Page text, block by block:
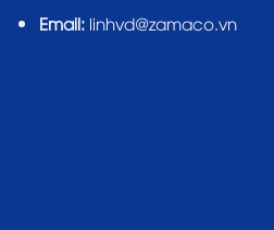
Email:linhvd@zamaco.vn